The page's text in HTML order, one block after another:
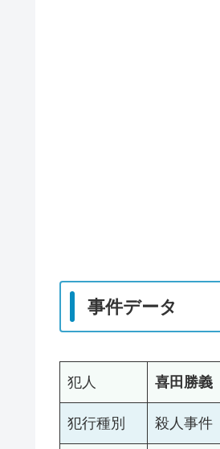
事件データ
犯人 喜田勝義
犯行種別 殺人事件